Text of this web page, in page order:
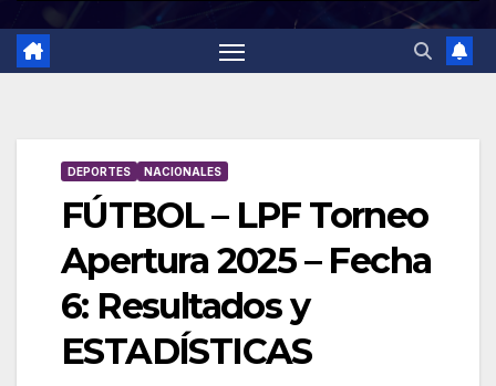
DEPORTES NACIONALES
FÚTBOL – LPF Torneo
Apertura 2025 – Fecha
6: Resultados y
ESTADÍSTICAS